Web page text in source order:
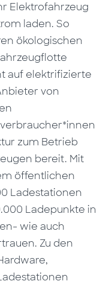
Elektrofahrzeug
laden. So
ökologischen
auf elektrifizierte
von
zum Betrieb
bereit. Mit
öffentlichen
Ladestationen
Ladepunkte in
wie auch
Zu den